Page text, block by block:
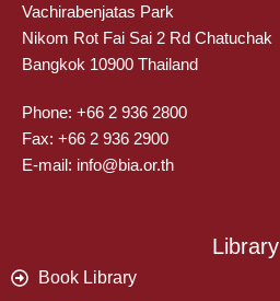
Vachirabenjatas Park
Nikom Rot Fai Sai 2 Rd Chatuchak
Bangkok 10900 Thailand
Phone: +66 2 936 2800
Fax: +66 2 936 2900
E-mail: info@bia.or.th
Library
Book Library